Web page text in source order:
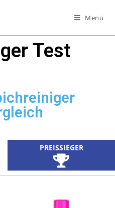
Menü
Test
PREISSIEGER